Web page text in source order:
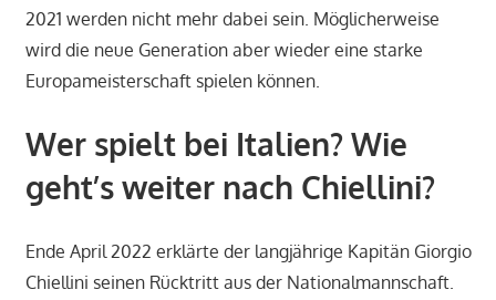
2021 werden nicht mehr dabei sein. Möglicherweise
wird die neue Generation aber wieder eine starke
Europameisterschaft spielen können.
Wer spielt bei Italien? Wie
geht’s weiter nach Chiellini?
Ende April 2022 erklärte der langjährige Kapitän Giorgio
Chiellini seinen Rücktritt aus der Nationalmannschaft.